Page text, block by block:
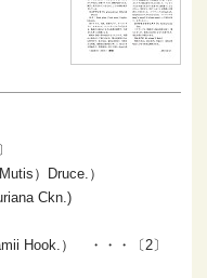
）Druce.）
Ckn.)
Hook.） ・・・〔2〕